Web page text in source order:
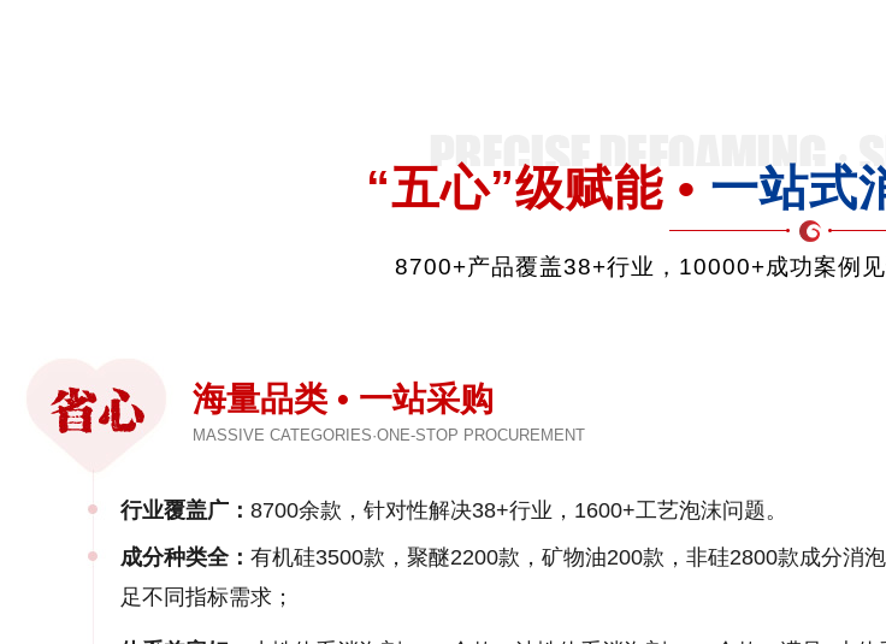
“五心”级赋能 • 一站式
8700+产品覆盖38+行业，10000+成功案例
海量品类 • 一站采购
MASSIVE CATEGORIES·ONE-STOP PROCUREMENT
行业覆盖广： 8700余款，针对性解决38+行业，1600+工艺泡沫问题。
成分种类全： 有机硅3500款，聚醚2200款，矿物油200款，非硅2800款成分消
足不同指标需求；